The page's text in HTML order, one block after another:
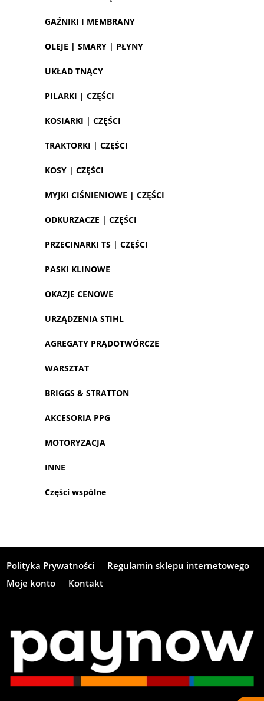
GAŹNIKI I MEMBRANY
OLEJE | SMARY | PŁYNY
UKŁAD TNĄCY
PILARKI | CZĘŚCI
KOSIARKI | CZĘŚCI
TRAKTORKI | CZĘŚCI
KOSY | CZĘŚCI
MYJKI CIŚNIENIOWE | CZĘŚCI
ODKURZACZE | CZĘŚCI
PRZECINARKI TS | CZĘŚCI
PASKI KLINOWE
OKAZJE CENOWE
URZĄDZENIA STIHL
AGREGATY PRĄDOTWÓRCZE
WARSZTAT
BRIGGS & STRATTON
AKCESORIA PPG
MOTORYZACJA
INNE
Części wspólne
Polityka Prywatności
Regulamin sklepu internetowego
Moje konto
Kontakt